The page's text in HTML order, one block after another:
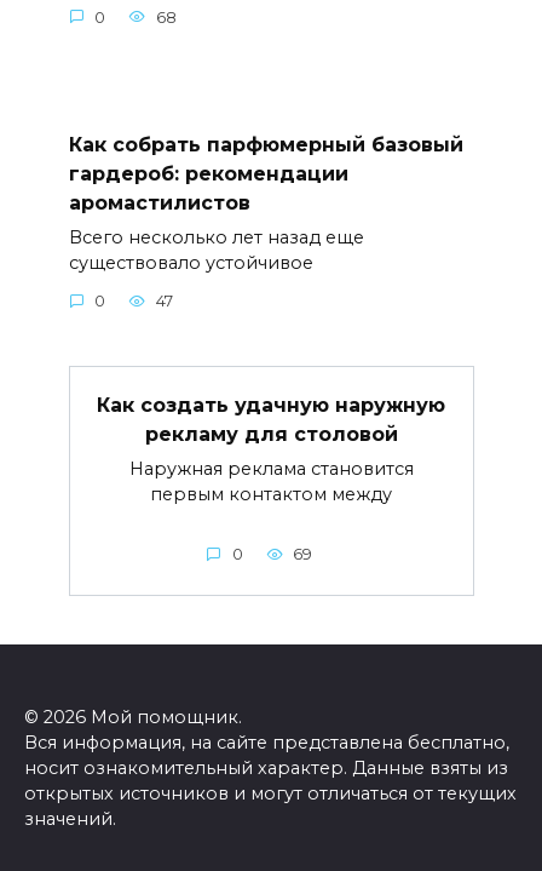
0 68
Как собрать парфюмерный базовый
гардероб: рекомендации
аромастилистов
Всего несколько лет назад еще
существовало устойчивое
0 47
Как создать удачную наружную
рекламу для столовой
Наружная реклама становится
первым контактом между
0 69
© 2026 Мой помощник.
Вся информация, на сайте представлена бесплатно,
носит ознакомительный характер. Данные взяты из
открытых источников и могут отличаться от текущих
значений.